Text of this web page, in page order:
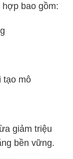
bao gồm:
tạo mô
giảm triệu
bền vững.